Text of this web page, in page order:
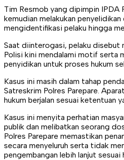
Tim Resmob yang dipimpin IPDA
kemudian melakukan penyelidikan
mengidentifikasi pelaku hingga
Saat diinterogasi, pelaku disebut
Polisi kini mendalami motif serta
penyidikan untuk proses hukum
Kasus ini masih dalam tahap
Satreskrim Polres Parepare.
hukum berjalan sesuai ketentuan
Kasus ini menyita perhatian
publik dan melibatkan seorang
Polres Parepare memastikan
secara menyeluruh serta tidak
pengembangan lebih lanjut